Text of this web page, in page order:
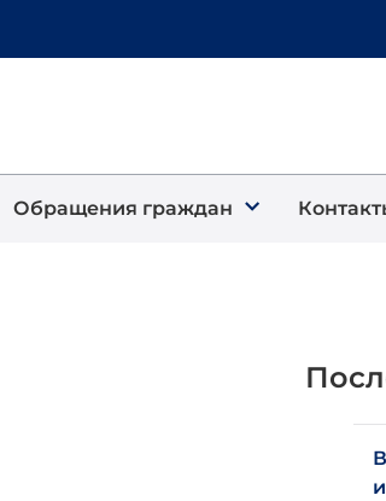
Обращения граждан